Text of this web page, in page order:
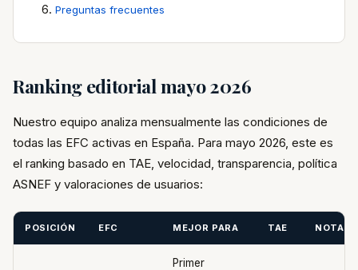
Preguntas frecuentes
Ranking editorial mayo 2026
Nuestro equipo analiza mensualmente las condiciones de
todas las EFC activas en España. Para mayo 2026, este es
el ranking basado en TAE, velocidad, transparencia, política
ASNEF y valoraciones de usuarios:
POSICIÓN EFC MEJOR PARA TAE NOTA
Primer